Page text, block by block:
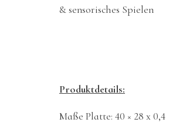
& sensorisches Spielen
Produktdetails:
Maße Platte: 40 × 28 x 0,4